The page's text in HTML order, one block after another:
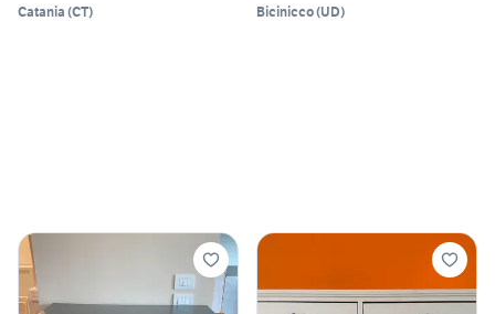
Catania (CT) Bicinicco(UD)